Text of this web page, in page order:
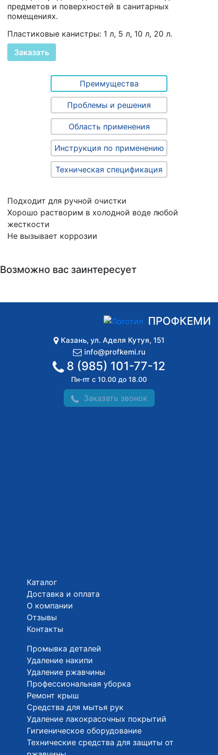
предметов и поверхностей в санитарных
помещениях.
Пластиковые канистры: 1 л, 5 л, 10 л, 20 л.
Заказать
Преимущества
Проблемы и решения
Область применения
Инструкция по применению
Техническая спецификация
Подходит для ручной очистки
Хорошо растворим в холодной воде любой
жесткости
Не вызывает коррозии
Возможно вас заинтересует
ПРОФКЕМИ
Казань, ул. Аделя Кутуя, 151
info@profkemi.ru
8 (985) 101-77-12
Пн-пт с 10.00 до 18.00
Заказать звонок
Каталог
Доставка и оплата
О компании
Отзывы
Контакты
Промывка деталей
Удаление накипи
Удаление ржавчины
Профессиональная уборка
Ремонт крыш
Средства для мытья рук
Удаление лакокрасочных покрытий
Гигиеническое оборудование
Технические средства для защиты от